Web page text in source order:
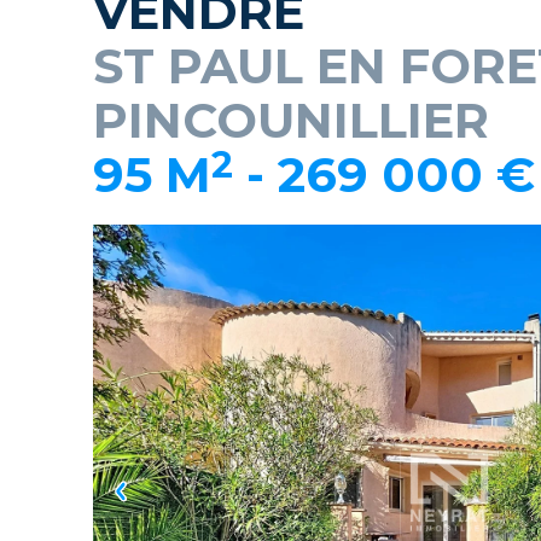
ST PAUL EN
PINCOUNILLIER
95 M2 - 269 000 €